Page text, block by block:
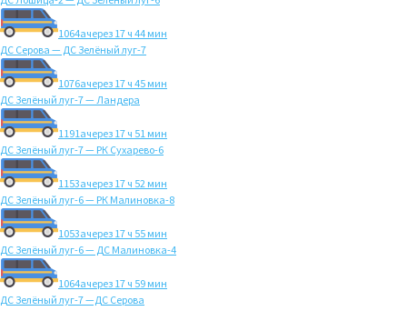
1064ачерез 17 ч 44 мин
ДС Серова — ДС Зелёный луг-7
1076ачерез 17 ч 45 мин
ДС Зелёный луг-7 — Ландера
1191ачерез 17 ч 51 мин
ДС Зелёный луг-7 — РК Сухарево-6
1153ачерез 17 ч 52 мин
ДС Зелёный луг-6 — РК Малиновка-8
1053ачерез 17 ч 55 мин
ДС Зелёный луг-6 — ДС Малиновка-4
1064ачерез 17 ч 59 мин
ДС Зелёный луг-7 —ДС Серова